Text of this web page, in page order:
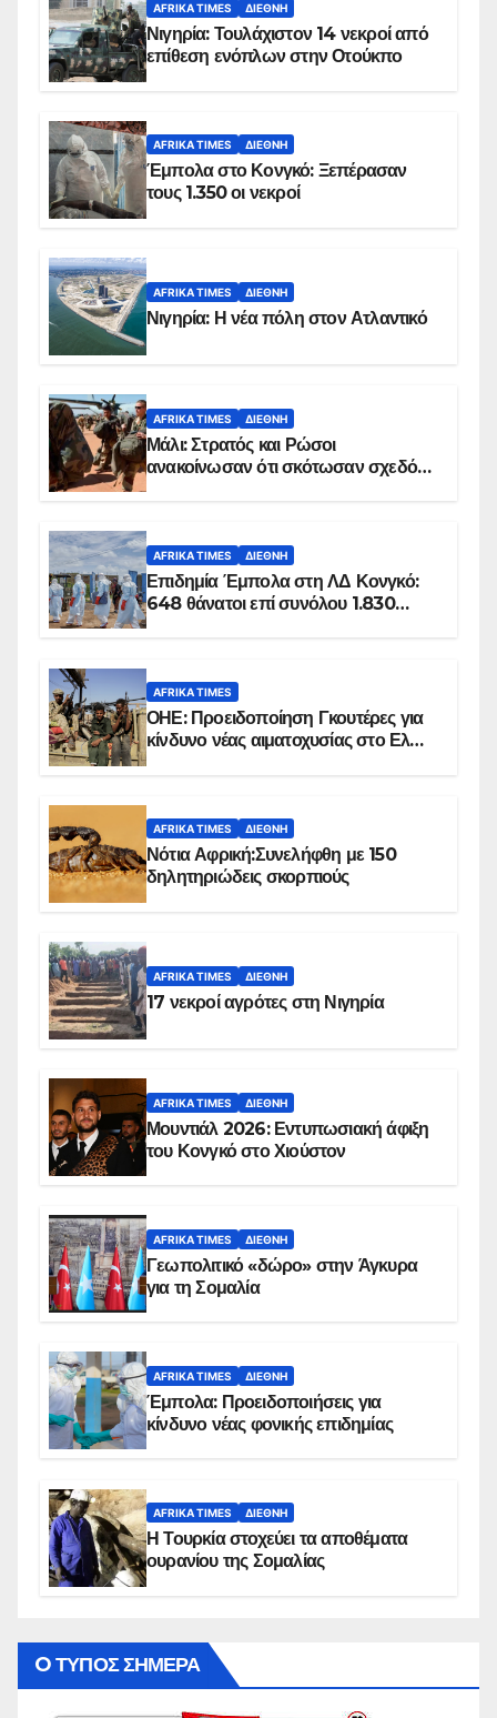
AFRIKA TIMES ΔΙΕΘΝΉ
Νιγηρία: Τουλάχιστον 14 νεκροί από
επίθεση ενόπλων στην Οτούκπο
AFRIKA TIMES ΔΙΕΘΝΉ
Έμπολα στο Κονγκό: Ξεπέρασαν
τους 1.350 οι νεκροί
AFRIKA TIMES ΔΙΕΘΝΉ
Νιγηρία: Η νέα πόλη στον Ατλαντικό
AFRIKA TIMES ΔΙΕΘΝΉ
Μάλι: Στρατός και Ρώσοι
ανακοίνωσαν ότι σκότωσαν σχεδόν
AFRIKA TIMES ΔΙΕΘΝΉ
Επιδημία Έμπολα στη ΛΔ Κονγκό:
648 θάνατοι επί συνόλου 1.830
AFRIKA TIMES
ΟΗΕ: Προειδοποίηση Γκουτέρες για
κίνδυνο νέας αιματοχυσίας στο Ελ
AFRIKA TIMES ΔΙΕΘΝΉ
Νότια Αφρική:Συνελήφθη με 150
δηλητηριώδεις σκορπιούς
AFRIKA TIMES ΔΙΕΘΝΉ
17 νεκροί αγρότες στη Νιγηρία
AFRIKA TIMES ΔΙΕΘΝΉ
Μουντιάλ 2026: Εντυπωσιακή άφιξη
του Κονγκό στο Χιούστον
AFRIKA TIMES ΔΙΕΘΝΉ
Γεωπολιτικό «δώρο» στην Άγκυρα
για τη Σομαλία
AFRIKA TIMES ΔΙΕΘΝΉ
Έμπολα: Προειδοποιήσεις για
κίνδυνο νέας φονικής επιδημίας
AFRIKA TIMES ΔΙΕΘΝΉ
Η Τουρκία στοχεύει τα αποθέματα
ουρανίου της Σομαλίας
O ΤΥΠΟΣ ΣΗΜΕΡΑ